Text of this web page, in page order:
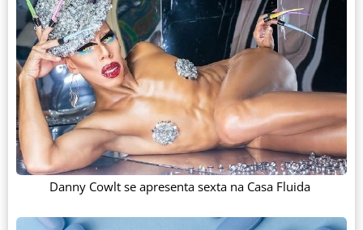
Danny Cowlt se apresenta sexta na Casa Fluida